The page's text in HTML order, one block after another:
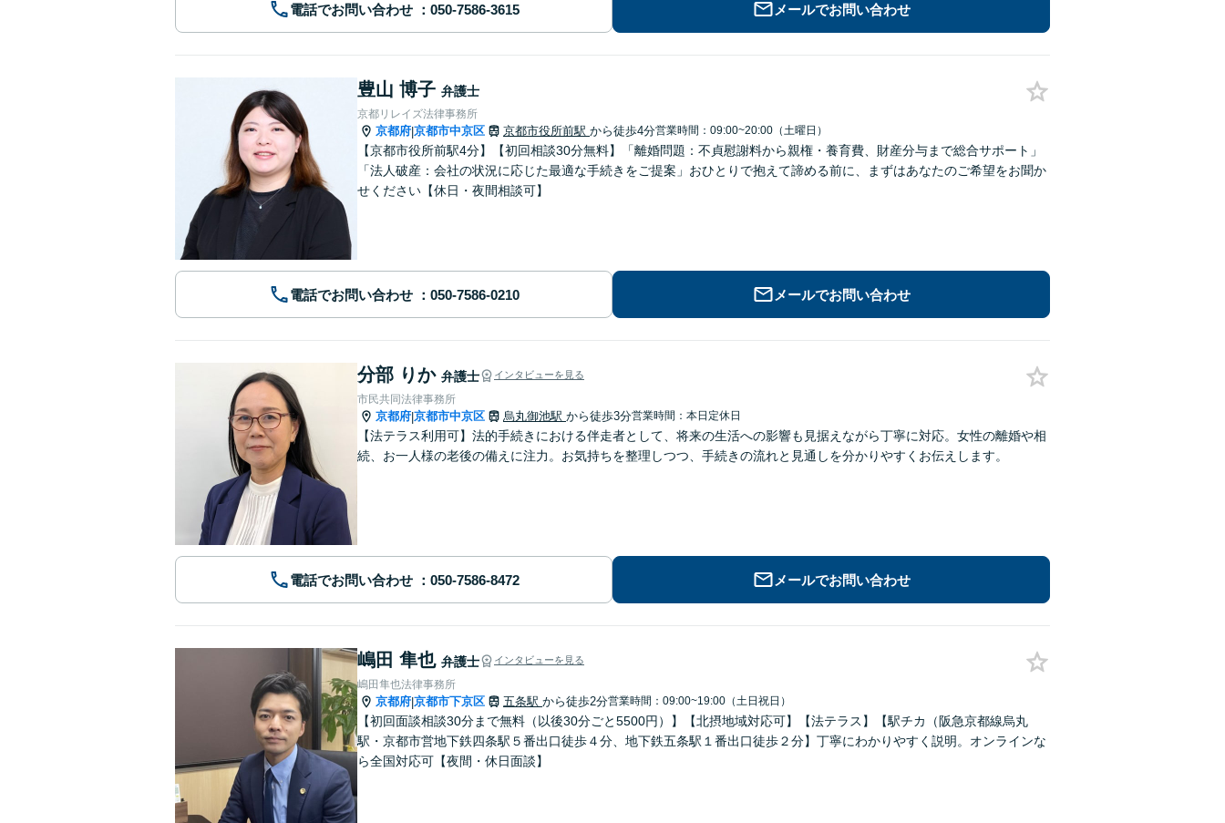
電話でお問い合わせ メールでお問い合わせ
豊山 博子 弁護士
京都リレイズ法律事務所
京都府|京都市中京区 京都市役所前駅 から徒歩4分営業時間：09:00~20:00（土曜日）
【京都市役所前駅4分】【初回相談30分無料】「離婚問題：不貞慰謝料から親権・養育費、財産分与まで総合サポート」
「法人破産：会社の状況に応じた最適な手続きをご提案」おひとりで抱えて諦める前に、まずはあなたのご希望をお聞か
せください【休日・夜間相談可】
電話でお問い合わせ メールでお問い合わせ
分部 りか 弁護士 インタビューを見る
市民共同法律事務所
京都府|京都市中京区 烏丸御池駅 から徒歩3分営業時間：本日定休日
【法テラス利用可】法的手続きにおける伴走者として、将来の生活への影響も見据えながら丁寧に対応。女性の離婚や相
続、お一人様の老後の備えに注力。お気持ちを整理しつつ、手続きの流れと見通しを分かりやすくお伝えします。
電話でお問い合わせ メールでお問い合わせ
嶋田 隼也 弁護士 インタビューを見る
嶋田隼也法律事務所
京都府|京都市下京区 五条駅 から徒歩2分営業時間：09:00~19:00（土日祝日）
【初回面談相談30分まで無料（以後30分ごと5500円）】【北摂地域対応可】【法テラス】【駅チカ（阪急京都線烏丸
駅・京都市営地下鉄四条駅５番出口徒歩４分、地下鉄五条駅１番出口徒歩２分】丁寧にわかりやすく説明。オンラインな
ら全国対応可【夜間・休日面談】